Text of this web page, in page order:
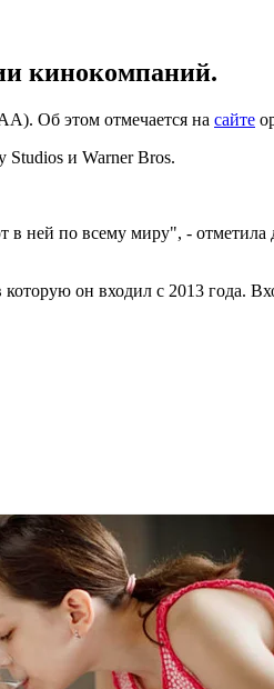
кинокомпаний.
Об этом отмечается на сайте
и Warner Bros.
в ней по всему миру", - отметила
он входил с 2013 года.